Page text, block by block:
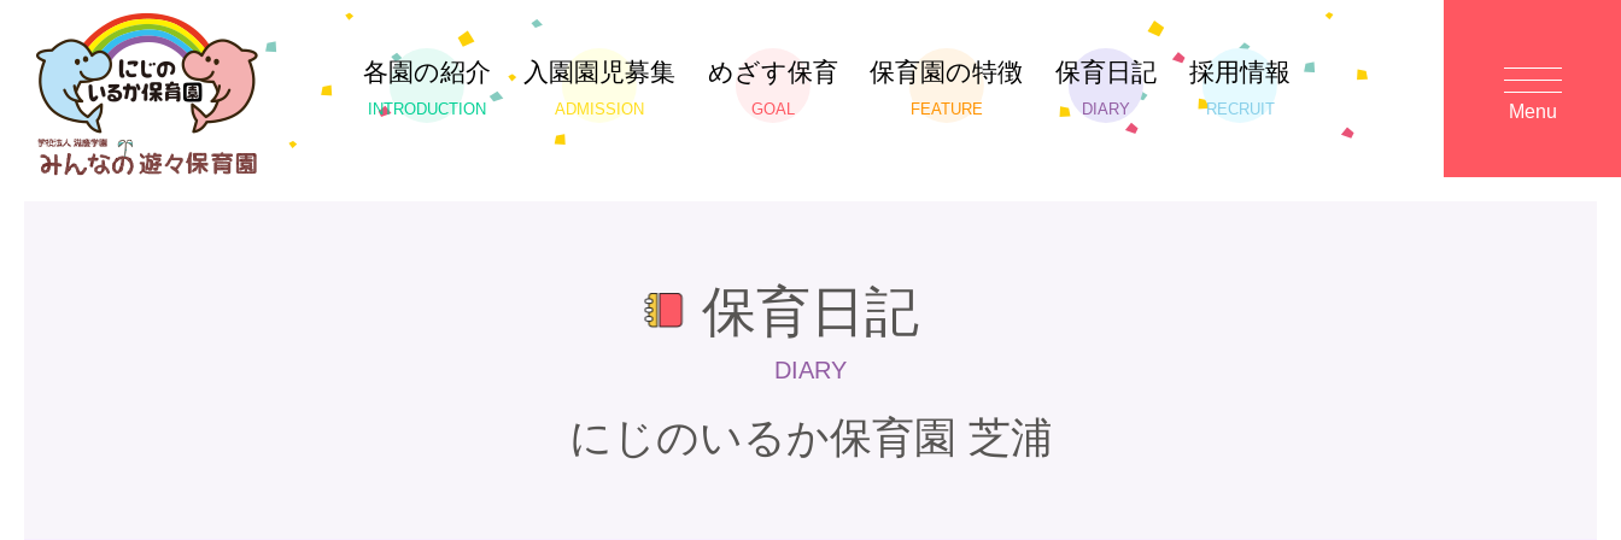
各園の紹介
INTRODUCTION
入園園児募集
ADMISSION
めざす保育
GOAL
保育園の特徴
FEATURE
保育日記
DIARY
採用情報
RECRUIT Menu
保育日記
DIARY
にじのいるか保育園 芝浦